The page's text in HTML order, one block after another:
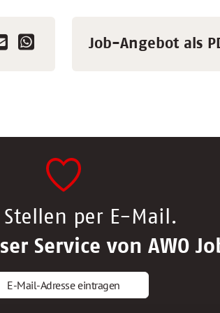
Job-Angebot als
Stellen per E-Mail.
Service von AWO
E-Mail-Adresse eintragen